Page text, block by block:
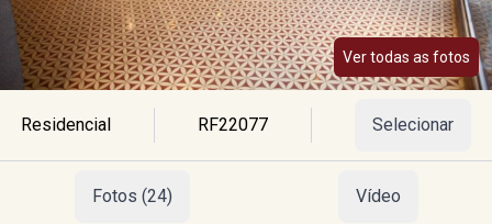
Ver todas as fotos
Residencial RF22077 Selecionar
Fotos (24) Vídeo